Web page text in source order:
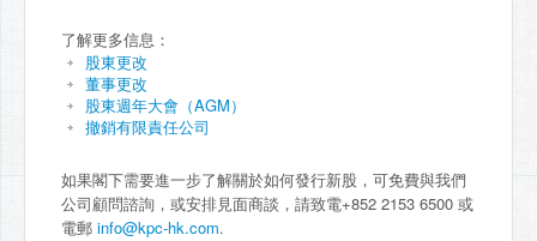
了解更多信息：
股東更改
董事更改
股東週年大會（AGM）
撤銷有限責任公司
如果閣下需要進一步了解關於如何發行新股，可免費與我們
公司顧問諮詢，或安排見面商談，請致電+852 2153 6500 或
電郵 info@kpc-hk.com.